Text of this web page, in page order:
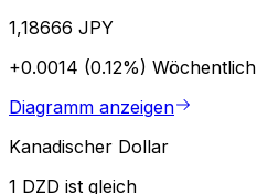
1,18666 JPY
+0.0014 (0.12%) Wöchentlich
Diagramm anzeigen
Kanadischer Dollar
1 DZD ist gleich